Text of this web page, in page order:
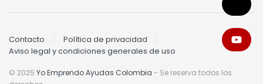
Contacto
Política de privacidad
Aviso legal y condiciones generales de uso
© 2025 Yo Emprendo Ayudas Colombia - Se reserva todos los